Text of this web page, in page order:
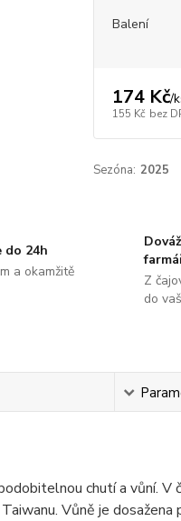
Balení
174 Kč/
155 Kč bez
Sezóna: 2025
do 24h
a okamžitě
Z
do
chutí a vůní.
Vůně je dosažena